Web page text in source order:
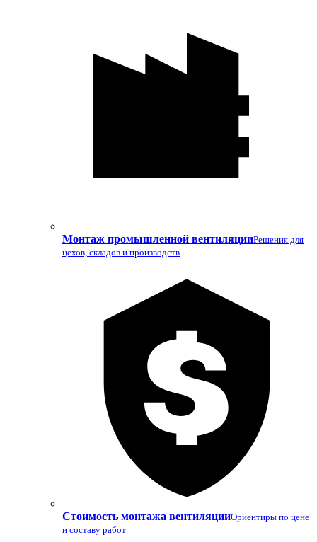
Монтаж промышленной вентиляцииРешения для
цехов, складов и производств
Стоимость монтажа вентиляцииОриентиры по цене
и составу работ